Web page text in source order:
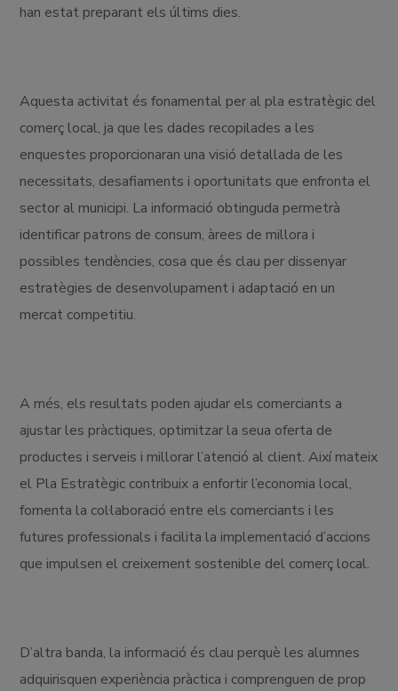
han estat preparant els últims dies.
Aquesta activitat és fonamental per al pla estratègic del
comerç local, ja que les dades recopilades a les
enquestes proporcionaran una visió detallada de les
necessitats, desafiaments i oportunitats que enfronta el
sector al municipi. La informació obtinguda permetrà
identificar patrons de consum, àrees de millora i
possibles tendències, cosa que és clau per dissenyar
estratègies de desenvolupament i adaptació en un
mercat competitiu.
A més, els resultats poden ajudar els comerciants a
ajustar les pràctiques, optimitzar la seua oferta de
productes i serveis i millorar l’atenció al client. Així mateix
el Pla Estratègic contribuix a enfortir l’economia local,
fomenta la col·laboració entre els comerciants i les
futures professionals i facilita la implementació d’accions
que impulsen el creixement sostenible del comerç local.
D’altra banda, la informació és clau perquè les alumnes
adquirisquen experiència pràctica i comprenguen de prop